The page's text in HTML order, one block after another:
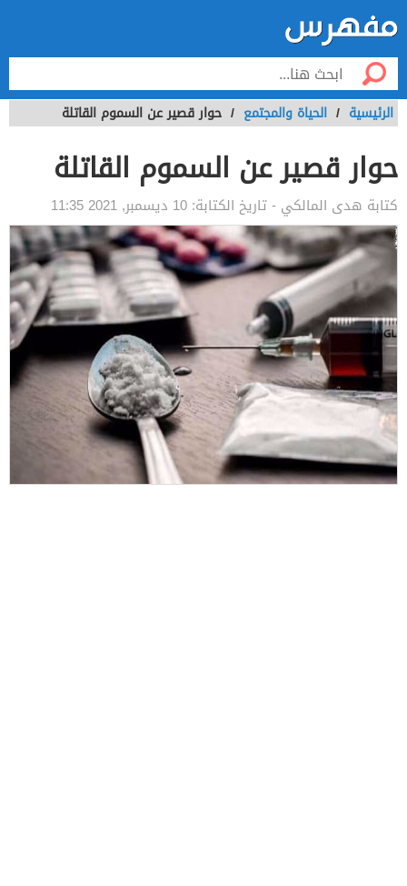
الرئيسية / الحياة والمجتمع / حوار قصير عن السموم القاتلة
حوار قصير عن السموم القاتلة
كتابة هدى المالكي - تاريخ الكتابة: 10 ديسمبر, 2021 11:35